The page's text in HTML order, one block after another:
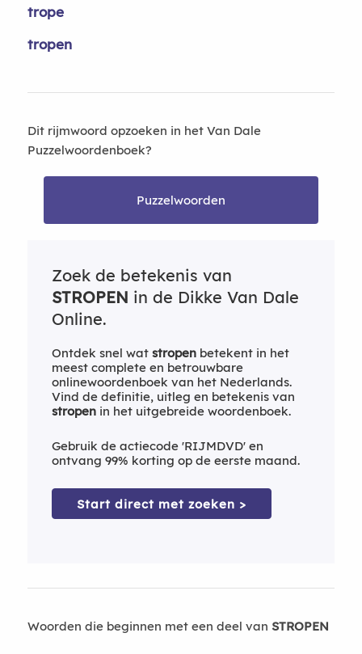
trope
tropen
Dit rijmwoord opzoeken in het Van Dale
Puzzelwoordenboek?
Puzzelwoorden
Zoek de betekenis van
STROPEN in de Dikke Van Dale
Online.
Ontdek snel wat stropenbetekent in het
meest complete en betrouwbare
onlinewoordenboek van het Nederlands.
Vind de definitie, uitleg en betekenis van
stropenin het uitgebreide woordenboek.
Gebruik de actiecode 'RIJMDVD' en
ontvang 99% korting op de eerste maand.
Start direct met zoeken >
Woorden die beginnen met een deel van STROPEN